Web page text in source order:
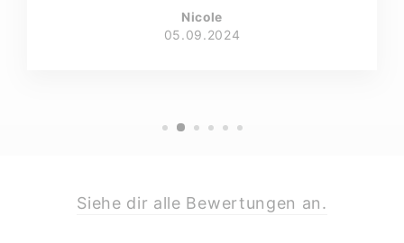
Nicole
05.09.2024
Siehe dir alle Bewertungen an.